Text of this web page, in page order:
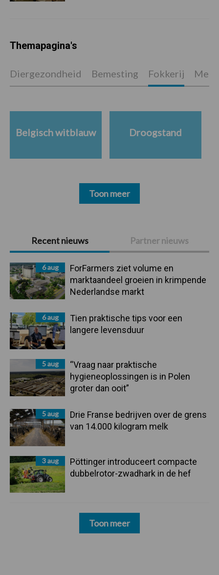
Primaire
Sidebar
Recent nieuws Partner nieuws
6 aug
ForFarmers ziet volume en
marktaandeel groeien in krimpende
Nederlandse markt
6 aug
Tien praktische tips voor een
langere levensduur
5 aug
“Vraag naar praktische
hygieneoplossingen is in Polen
groter dan ooit”
5 aug
Drie Franse bedrijven over de grens
van 14.000 kilogram melk
3 aug
Pöttinger introduceert compacte
dubbelrotor-zwadhark in de hef
Toon meer
Themapagina's
Diergezondheid Bemesting Fokkerij
Belgisch witblauw Droogstand
Toon meer